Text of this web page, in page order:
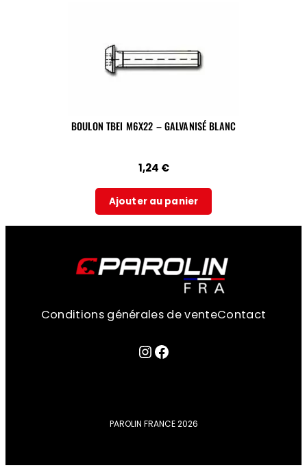
BOULON TBEI M6X22 – GALVANISÉ BLANC
1,24 €
Ajouter au panier
Conditions générales de venteContact
Lien sur la page instagram
Facebook
PAROLIN FRANCE 2026